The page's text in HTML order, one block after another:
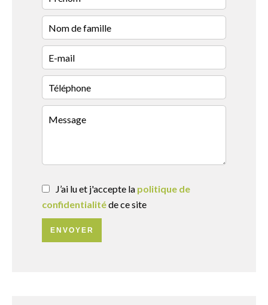
J’ai lu et j'accepte la politique de
confidentialitéde ce site
ENVOYER